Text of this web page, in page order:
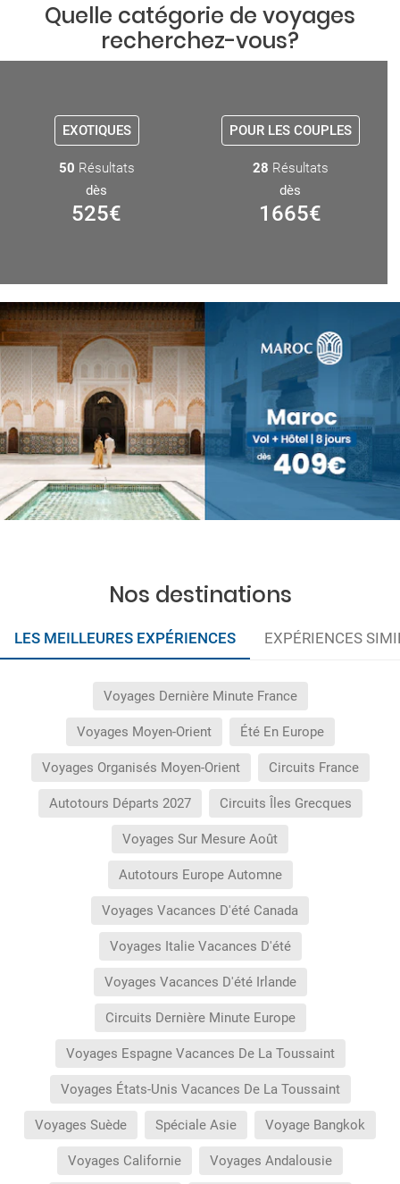
Quelle catégorie de voyages
recherchez-vous?
EXOTIQUES
50 Résultats
dès
525€
POUR LES COUPLES
28 Résultats
dès
1665€
Nos destinations
LES MEILLEURES EXPÉRIENCES EXPÉRIENCES
Voyages Dernière Minute France
Voyages Moyen-Orient Été En Europe
Voyages Organisés Moyen-Orient Circuits France
Autotours Départs 2027 Circuits Îles Grecques
Voyages Sur Mesure Août
Autotours Europe Automne
Voyages Vacances D'été Canada
Voyages Italie Vacances D'été
Voyages Vacances D'été Irlande
Circuits Dernière Minute Europe
Voyages Espagne Vacances De La Toussaint
Voyages États-Unis Vacances De La Toussaint
Voyages Suède Spéciale Asie Voyage Bangkok
Voyages Californie Voyages Andalousie